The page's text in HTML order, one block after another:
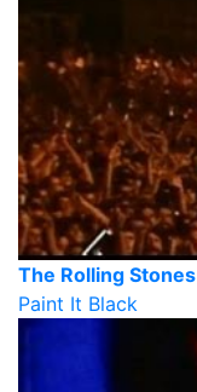
The Rolling Stones
Paint It Black